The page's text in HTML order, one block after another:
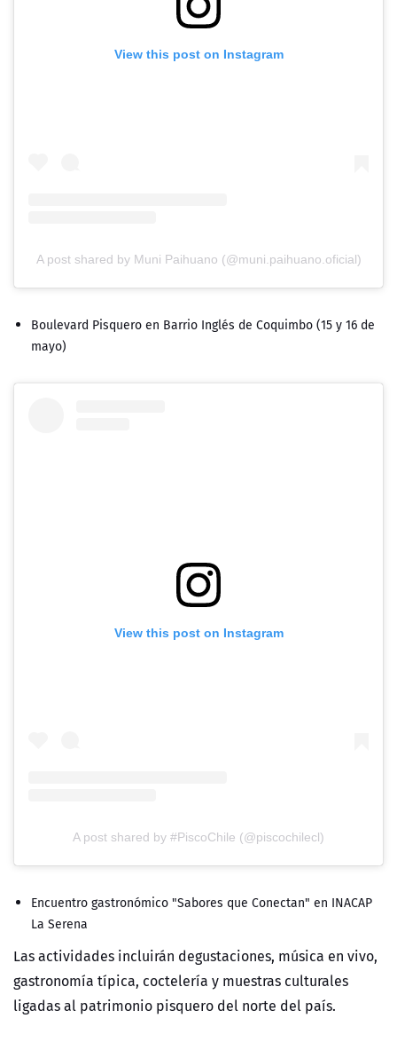
View this post on Instagram
A post shared by Muni Paihuano (@muni.paihuano.oficial)
Boulevard Pisquero en Barrio Inglés de Coquimbo (15 y 16 de
mayo)
View this post on Instagram
A post shared by #PiscoChile (@piscochilecl)
Encuentro gastronómico "Sabores que Conectan" en INACAP
La Serena
Las actividades incluirán degustaciones, música en vivo,
gastronomía típica, coctelería y muestras culturales
ligadas al patrimonio pisquero del norte del país.